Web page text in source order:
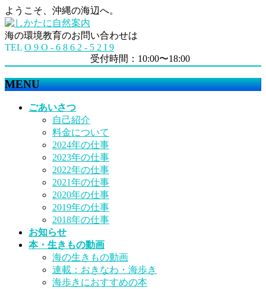
ようこそ、沖縄の海辺へ。
海の環境教育のお問い合わせは
TEL O 9 O - 6 8 6 2 - 5 2 I 9
受付時間：10:00〜18:00
MENU
ごあいさつ
自己紹介
料金について
2024年の仕事
2023年の仕事
2022年の仕事
2021年の仕事
2020年の仕事
2019年の仕事
2018年の仕事
お知らせ
本・生きもの動画
海の生きもの動画
連載：おきなわ・海歩き
海歩きにおすすめの本